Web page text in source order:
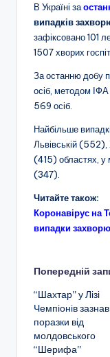
В Україні за
випадків
зафіксовано 101
1507 хворих
За останню добу
осіб, методом
569 осіб.
Найбільше
Львівській (552),
(415) областях, у
(347).
Читайте також:
Коронавірус на
випадки
по
запису
Попередній
“Шахтар” у Лізі
Чемпіонів зазнав
поразки від
молдовського
“Шерифа”